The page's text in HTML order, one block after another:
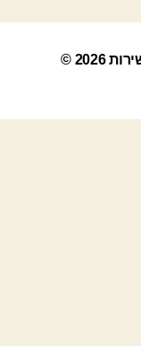
© 2026